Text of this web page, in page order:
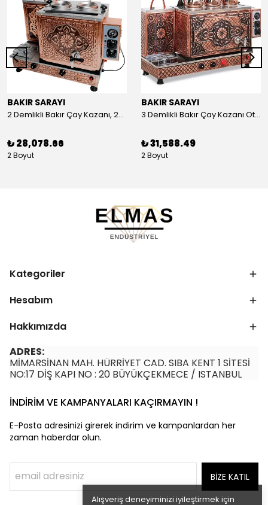
Alışveriş deneyiminizi iyileştirmek için
BAKIR SARAYI
2 Demlikli Bakır Çay Kazanı, 25 Litre
₺ 28,078.66
2 Boyut
BAKIR SARAYI
3 Demlikli Bakır Çay Kazanı Otomatik, 30 Litre
₺ 31,588.49
2 Boyut
Kategoriler
Hesabım
Hakkımızda
ADRES:
MİMARSİNAN MAH. HÜRRİYET CAD. SIBA KENT 1 SİTESİ
NO:17 DİŞ KAPI NO : 20 BÜYÜKÇEKMECE / ISTANBUL
İNDİRİM VE KAMPANYALARI KAÇIRMAYIN !
E-Posta adresinizi girerek indirim ve kampanlardan her
zaman haberdar olun.
BİZE KATIL